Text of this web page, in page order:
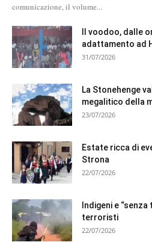
comunicazione, il volume...
Il voodoo, dalle
adattamento ad
31/07/2026
La Stonehenge
megalitico della
23/07/2026
Estate ricca di
Strona
22/07/2026
Indigeni e
terroristi
22/07/2026